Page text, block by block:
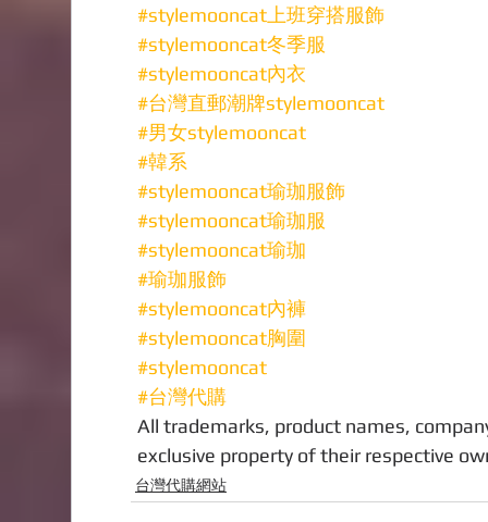
#stylemooncat上班穿搭服飾
#stylemooncat冬季服
#stylemooncat內衣
#台灣直郵潮牌stylemooncat
#男女stylemooncat
#韓系
#stylemooncat瑜珈服飾
#stylemooncat瑜珈服
#stylemooncat瑜珈
#瑜珈服飾
#stylemooncat內褲
#stylemooncat胸圍
#stylemooncat
#台灣代購
All trademarks, product names,
exclusive property of their respective
台灣代購網站